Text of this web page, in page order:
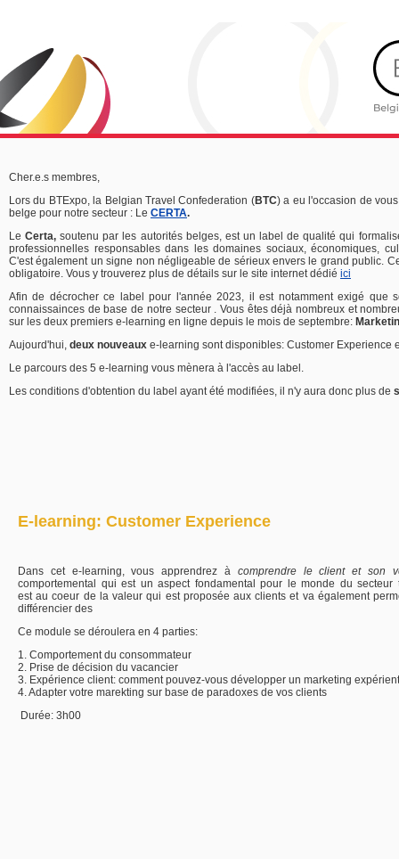
Cher.e.s membres,
Lors du BTExpo, la Belgian Travel Confederation (BTC) a eu l'occasion de
belge pour notre secteur : Le CERTA.
Le Certa,soutenu par les autorités belges, est un label de qualité qui
professionnelles responsables dans les domaines sociaux, économiques,
C'est également un signe non négligeable de sérieux envers le grand public.
obligatoire. Vous y trouverez plus de détails sur le site internet dédié ici
Afin de décrocher ce label pour l'année 2023, il est notamment exigé que
connaissainces de base de notre secteur . Vous êtes déjà nombreux et
sur les deux premiers e-learning en ligne depuis le mois de septembre:
Aujourd'hui, deux nouveaux e-learning sont disponibles: Customer Experience
Le parcours des 5 e-learning vous mènera à l'accès au label.
Les conditions d'obtention du label ayant été modifiées, il n'y aura donc plus de
E-learning: Customer Experience
Dans cet e-learning, vous apprendrez à comprendre le client et son
comportemental qui est un aspect fondamental pour le monde du secteur
est au coeur de la valeur qui est proposée aux clients et va également
différencier des
Ce module se déroulera en 4 parties:
1. Comportement du consommateur
2. Prise de décision du vacancier
3. Expérience client: comment pouvez-vous développer un marketing
4. Adapter votre marekting sur base de paradoxes de vos clients
Durée: 3h00